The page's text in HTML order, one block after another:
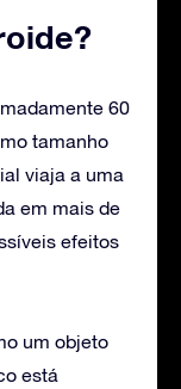
60
tamanho
viaja a uma
em mais de
efeitos
um objeto
está